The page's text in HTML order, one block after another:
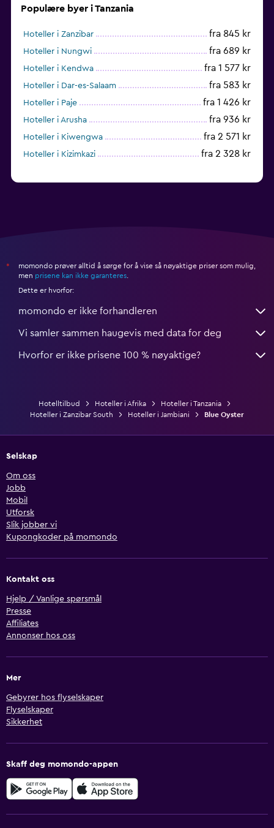
Populære byer i Tanzania
Hoteller i Zanzibar fra 845 kr
Hoteller i Nungwi fra 689 kr
Hoteller i Kendwa fra 1 577 kr
Hoteller i Dar-es-Salaam fra 583 kr
Hoteller i Paje fra 1 426 kr
Hoteller i Arusha fra 936 kr
Hoteller i Kiwengwa fra 2 571 kr
Hoteller i Kizimkazi fra 2 328 kr
*
momondo prøver alltid å sørge for å vise så nøyaktige priser som mulig,
men prisene kan ikke garanteres
Dette er hvorfor:
momondo er ikke forhandleren
Vi samler sammen haugevis med data for deg
Hvorfor er ikke prisene 100 % nøyaktige?
Hotelltilbud Hoteller i Afrika
Hoteller i Tanzania
Hoteller i Zanzibar South
Hoteller i Jambiani Blue Oyster
Selskap
Om oss
Jobb
Mobil
Utforsk
Slik jobber vi
Kupongkoder på momondo
Kontakt oss
Hjelp / Vanlige spørsmål
Presse
Affiliates
Annonser hos oss
Mer
Gebyrer hos flyselskaper
Flyselskaper
Sikkerhet
Skaff deg momondo-appen